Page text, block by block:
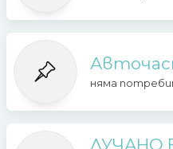
няма
ЛУЧАНО